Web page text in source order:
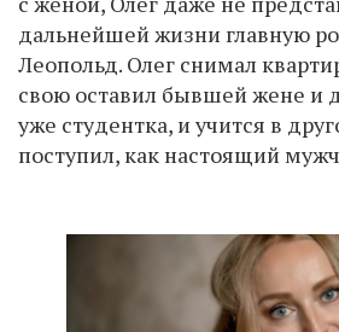
дальнейшей жизни главную
Леопольд. Олег снимал
свою оставил бывшей жене и
уже студентка, и учится в
поступил, как настоящий